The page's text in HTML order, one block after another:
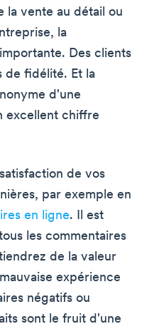
la vente au détail ou
la
Des clients
de fidélité. Et la
d'une
excellent chiffre
de vos
par exemple en
en ligne. Il est
les commentaires
de la valeur
expérience
négatifs ou
sont le fruit d'une